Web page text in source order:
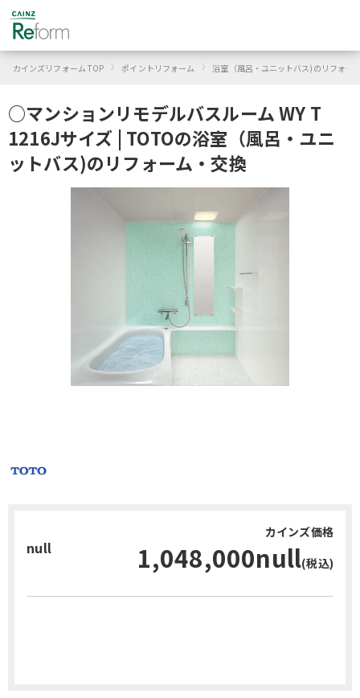
カインズリフォーム TOP › ポイントリフォーム › 浴室（風呂・ユニットバス)のリフォー
○マンションリモデルバスルーム WY T
1216Jサイズ | TOTOの浴室（風呂・ユニ
ットバス)のリフォーム・交換
null
カインズ価格
1,048,000null(税込)